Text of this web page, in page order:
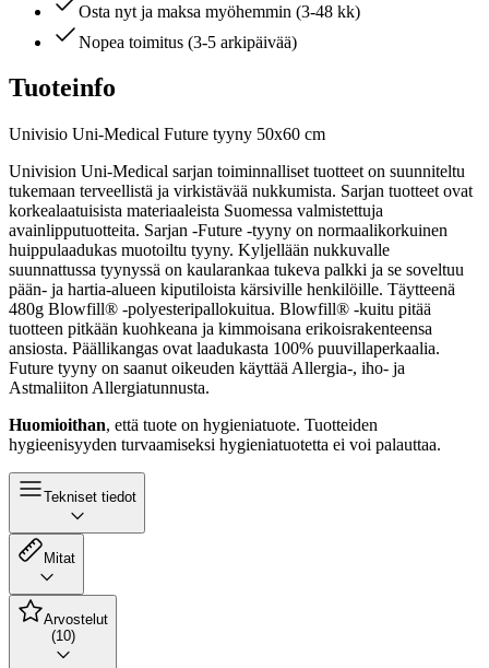
Osta nyt ja maksa myöhemmin (3-48 kk)
Nopea toimitus (3-5 arkipäivää)
Tuoteinfo
Univisio Uni-Medical Future tyyny 50x60 cm
Univision Uni-Medical sarjan toiminnalliset tuotteet on suunniteltu
tukemaan terveellistä ja virkistävää nukkumista. Sarjan tuotteet ovat
korkealaatuisista materiaaleista Suomessa valmistettuja
avainlipputuotteita. Sarjan -Future -tyyny on normaalikorkuinen
huippulaadukas muotoiltu tyyny. Kyljellään nukkuvalle
suunnattussa tyynyssä on kaularankaa tukeva palkki ja se soveltuu
pään- ja hartia-alueen kiputiloista kärsiville henkilöille. Täytteenä
480g Blowfill® -polyesteripallokuitua. Blowfill® -kuitu pitää
tuotteen pitkään kuohkeana ja kimmoisana erikoisrakenteensa
ansiosta. Päällikangas ovat laadukasta 100% puuvillaperkaalia.
Future tyyny on saanut oikeuden käyttää Allergia-, iho- ja
Astmaliiton Allergiatunnusta.
Huomioithan, että tuote on hygieniatuote. Tuotteiden
hygieenisyyden turvaamiseksi hygieniatuotetta ei voi palauttaa.
Tekniset tiedot
Mitat
Arvostelut
(10)